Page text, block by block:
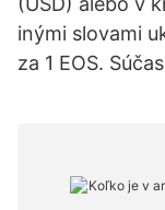
inými slovami
za 1 EOS.